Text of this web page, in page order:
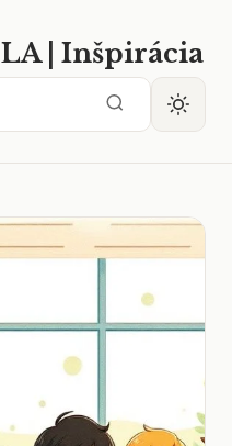
| Inšpirácia